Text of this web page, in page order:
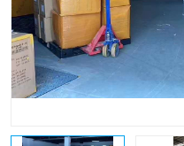
DHL国际快递电话
新能源电池出口物流